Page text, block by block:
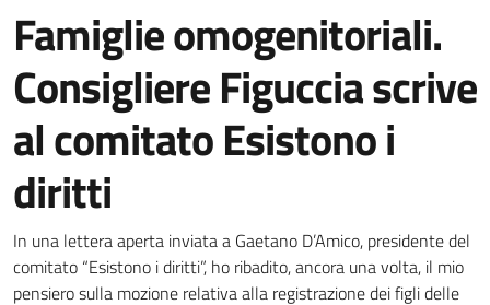
Famiglie omogenitoriali.
Consigliere Figuccia scrive
al comitato Esistono i
diritti
Dettagli della notizia
In una lettera aperta inviata a Gaetano D’Amico, presidente del
comitato “Esistono i diritti”, ho ribadito, ancora una volta, il mio
pensiero sulla mozione relativa alla registrazione dei figli delle